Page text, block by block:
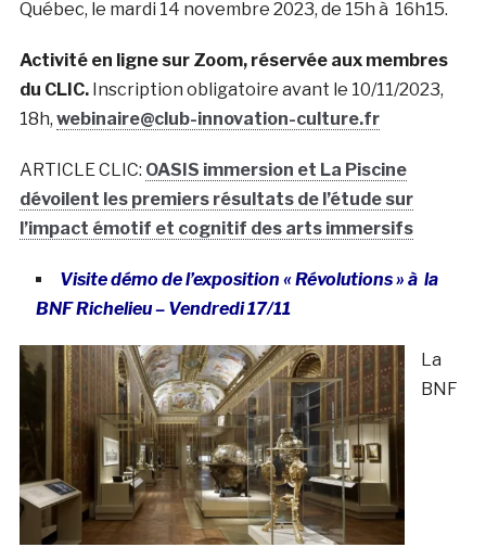
Québec, le mardi 14 novembre 2023, de 15h à 16h15.
Activité en ligne sur Zoom, réservée aux membres
du CLIC.Inscription obligatoire avant le 10/11/2023,
18h, webinaire@club-innovation-culture.fr
ARTICLE CLIC: OASIS immersion et La Piscine
dévoilent les premiers résultats de l’étude sur
l’impact émotif et cognitif des arts immersifs
Visite démo de l’exposition « Révolutions » à la
BNF Richelieu – Vendredi 17/11
La
BNF